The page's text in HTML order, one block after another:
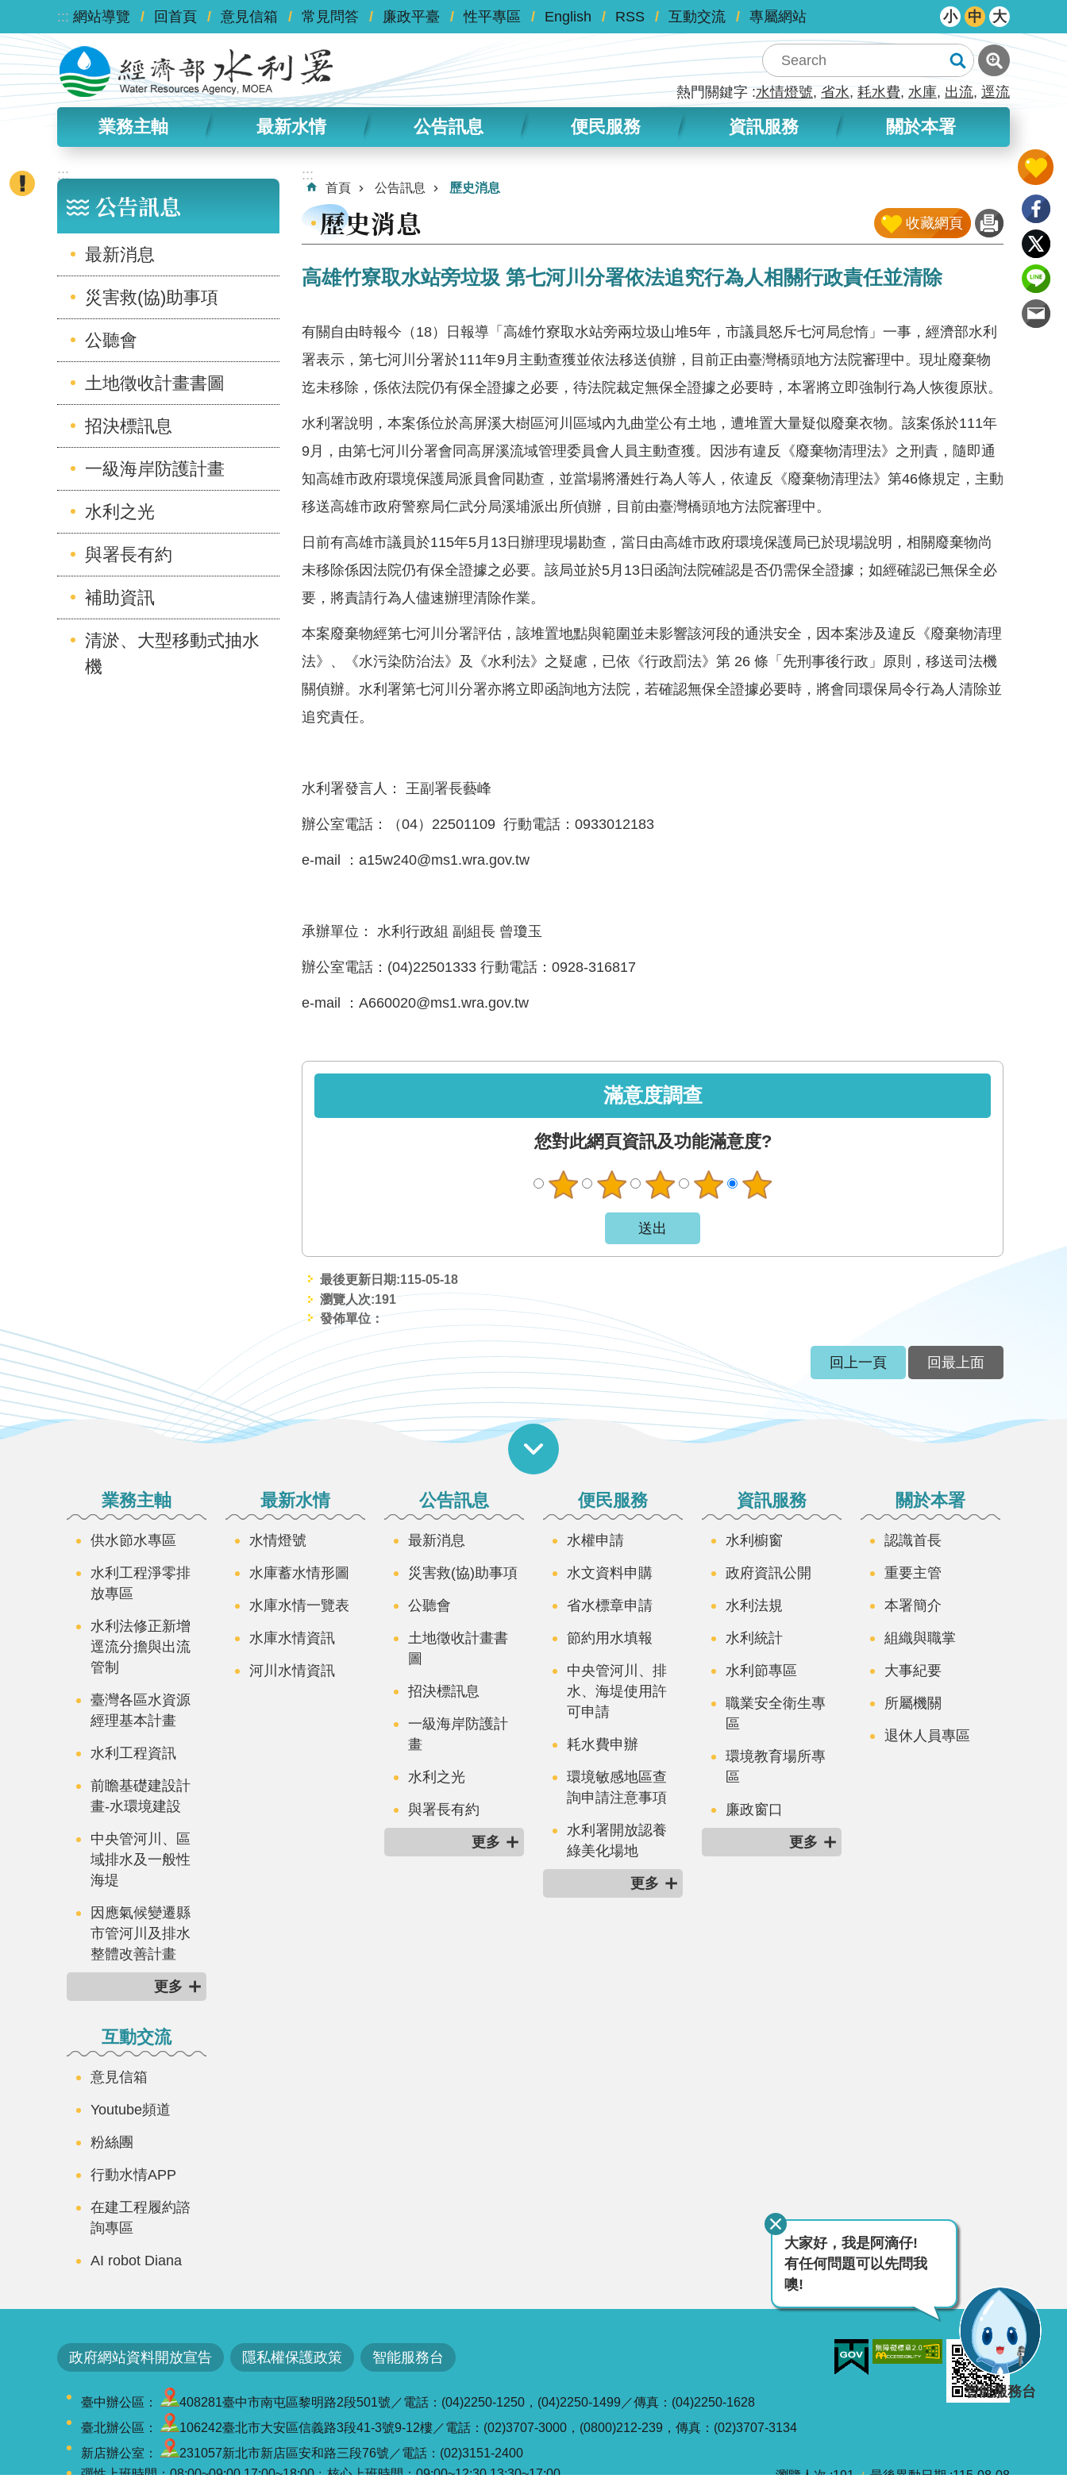
跳到主要內容區塊
::: 網站導覽 回首頁 意見信箱 常見問答 廉政平臺 性平專區 English RSS 互動交流 專屬網站 小 中 大
熱門關鍵字 水情燈號 省水 耗水費 水庫 出流 逕流
業務主軸 最新水情 公告訊息 便民服務 資訊服務 關於本署
:::
公告訊息
最新消息
災害救(協)助事項
公聽會
土地徵收計畫書圖
招決標訊息
一級海岸防護計畫
水利之光
與署長有約
補助資訊
清淤、大型移動式抽水
機
:::
首頁 公告訊息 歷史消息
歷史消息 收藏網頁
高雄竹寮取水站旁垃圾 第七河川分署依法追究行為人相關行政責任並清除
有關自由時報今（18）日報導「高雄竹寮取水站旁兩垃圾山堆5年，市議員怒斥七河局怠惰」一事，經濟部水利
署表示，第七河川分署於111年9月主動查獲並依法移送偵辦，目前正由臺灣橋頭地方法院審理中。現址廢棄物
迄未移除，係依法院仍有保全證據之必要，待法院裁定無保全證據之必要時，本署將立即強制行為人恢復原狀。
水利署說明，本案係位於高屏溪大樹區河川區域內九曲堂公有土地，遭堆置大量疑似廢棄衣物。該案係於111年
9月，由第七河川分署會同高屏溪流域管理委員會人員主動查獲。因涉有違反《廢棄物清理法》之刑責，隨即通
知高雄市政府環境保護局派員會同勘查，並當場將潘姓行為人等人，依違反《廢棄物清理法》第46條規定，主動
移送高雄市政府警察局仁武分局溪埔派出所偵辦，目前由臺灣橋頭地方法院審理中。
日前有高雄市議員於115年5月13日辦理現場勘查，當日由高雄市政府環境保護局已於現場說明，相關廢棄物尚
未移除係因法院仍有保全證據之必要。該局並於5月13日函詢法院確認是否仍需保全證據；如經確認已無保全必
要，將責請行為人儘速辦理清除作業。
本案廢棄物經第七河川分署評估，該堆置地點與範圍並未影響該河段的通洪安全，因本案涉及違反《廢棄物清理
法》、《水污染防治法》及《水利法》之疑慮，已依《行政罰法》第 26 條「先刑事後行政」原則，移送司法機
關偵辦。水利署第七河川分署亦將立即函詢地方法院，若確認無保全證據必要時，將會同環保局令行為人清除並
追究責任。
水利署發言人： 王副署長藝峰
辦公室電話：（04）22501109 行動電話：0933012183
e-mail ：a15w240@ms1.wra.gov.tw
承辦單位： 水利行政組 副組長 曾瓊玉
辦公室電話：(04)22501333 行動電話：0928-316817
e-mail ：A660020@ms1.wra.gov.tw
滿意度調查
您對此網頁資訊及功能滿意度?
最後更新日期:115-05-18
瀏覽人次:191
發佈單位：
回上一頁 回最上面
業務主軸
供水節水專區
水利工程淨零排
放專區
水利法修正新增
逕流分擔與出流
管制
臺灣各區水資源
經理基本計畫
水利工程資訊
前瞻基礎建設計
畫-水環境建設
中央管河川、區
域排水及一般性
海堤
因應氣候變遷縣
市管河川及排水
整體改善計畫
更多
最新水情
水情燈號
水庫蓄水情形圖
水庫水情一覽表
水庫水情資訊
河川水情資訊
公告訊息
最新消息
災害救(協)助事項
公聽會
土地徵收計畫書
圖
招決標訊息
一級海岸防護計
畫
水利之光
與署長有約
更多
便民服務
水權申請
水文資料申購
省水標章申請
節約用水填報
中央管河川、排
水、海堤使用許
可申請
耗水費申辦
環境敏感地區查
詢申請注意事項
水利署開放認養
綠美化場地
更多
資訊服務
水利櫥窗
政府資訊公開
水利法規
水利統計
水利節專區
職業安全衛生專
區
環境教育場所專
區
廉政窗口
更多
關於本署
認識首長
重要主管
本署簡介
組織與職掌
大事紀要
所屬機關
退休人員專區
互動交流
意見信箱
Youtube頻道
粉絲團
行動水情APP
在建工程履約諮
詢專區
AI robot Diana
政府網站資料開放宣告 隱私權保護政策 智能服務台
臺中辦公區：
408281臺中市南屯區黎明路2段501號／電話：(04)2250-1250，(04)2250-1499／傳真：(04)2250-1628
臺北辦公區：
106242臺北市大安區信義路3段41-3號9-12樓／電話：(02)3707-3000，(0800)212-239，傳真：(02)3707-3134
新店辦公室：
231057新北市新店區安和路三段76號／電話：(02)3151-2400
彈性上班時間：08:00~09:00,17:00~18:00﹔核心上班時間：09:00~12:30,13:30~17:00
瀏覽人次 191 最後異動日期 115-08-08
大家好，我是阿滴仔!
有任何問題可以先問我
噢!
智能服務台